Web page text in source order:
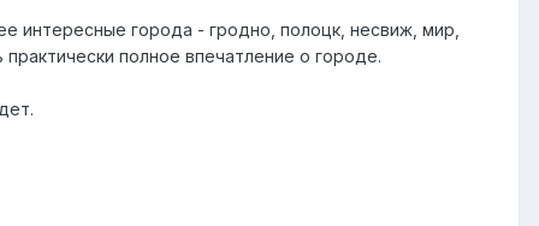
интересные города - гродно, полоцк, несвиж, мир,
полное впечатление о городе.